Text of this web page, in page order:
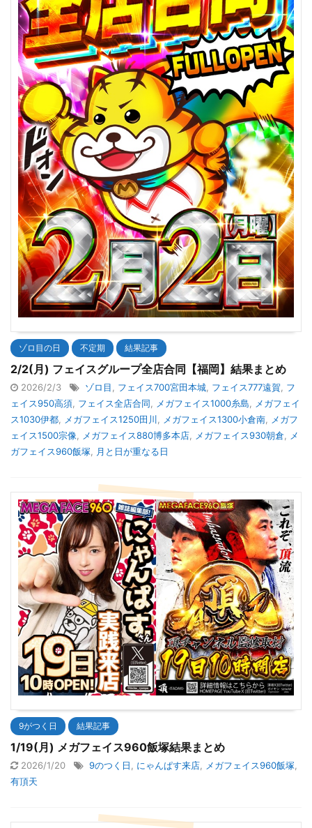
ゾロ目の日 不定期 結果記事
2/2(月) フェイスグループ全店合同【福岡】結果まとめ
2026/2/3 ゾロ目, フェイス700宮田本城, フェイス777遠賀, フ
ェイス950高須, フェイス全店合同, メガフェイス1000糸島, メガフェイ
ス1030伊都, メガフェイス1250田川, メガフェイス1300小倉南, メガフ
ェイス1500宗像, メガフェイス880博多本店, メガフェイス930朝倉, メ
ガフェイス960飯塚, 月と日が重なる日
9がつく日 結果記事
1/19(月) メガフェイス960飯塚結果まとめ
2026/1/20 9のつく日 にゃんぱす来店 メガフェイス960飯塚
有頂天